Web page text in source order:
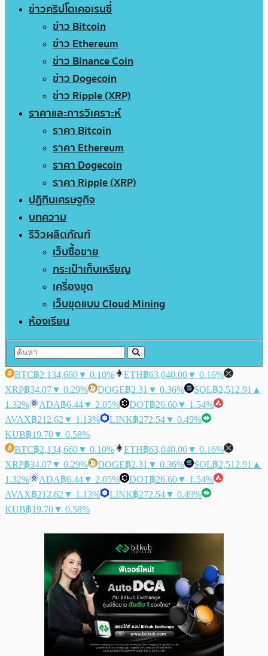
ข่าวคริปโตเคอเรนซี่
ข่าว Bitcoin
ข่าว Ethereum
ข่าว Binance Coin
ข่าว Dogecoin
ข่าว Ripple (XRP)
ราคาและการวิเคราะห์
ราคา Bitcoin
ราคา Ethereum
ราคา Dogecoin
ราคา Ripple (XRP)
ปฏิทินเศรษฐกิจ
บทความ
รีวิวผลิตภัณฑ์
เว็บซื้อขาย
กระเป๋าเก็บเหรียญ
เครื่องขุด
เว็บขุดแบบ Cloud Mining
ห้องเรียน
BTC฿2,134,660▼ 0.10% ETH฿63,040.00▼ 0.16%
XRP฿34.07▼ 0.29% DOGE฿2.31 ▼ 0.36% SOL฿2,512.91 ▲
1.32%
ADA฿6.44▼ 2.05% DOT฿26.60▼ 1.54%
AVAX฿212.62 ▼ 1.13% LINK฿272.54▼ 0.49%
KUB฿19.70▼ 0.58%
BTC฿2,134,660▼ 0.10% ETH฿63,040.00▼ 0.16%
XRP฿34.07▼ 0.29% DOGE฿2.31 ▼ 0.36% SOL฿2,512.91 ▲
1.32%
ADA฿6.44▼ 2.05% DOT฿26.60▼ 1.54%
AVAX฿212.62 ▼ 1.13% LINK฿272.54▼ 0.49%
KUB฿19.70▼ 0.58%